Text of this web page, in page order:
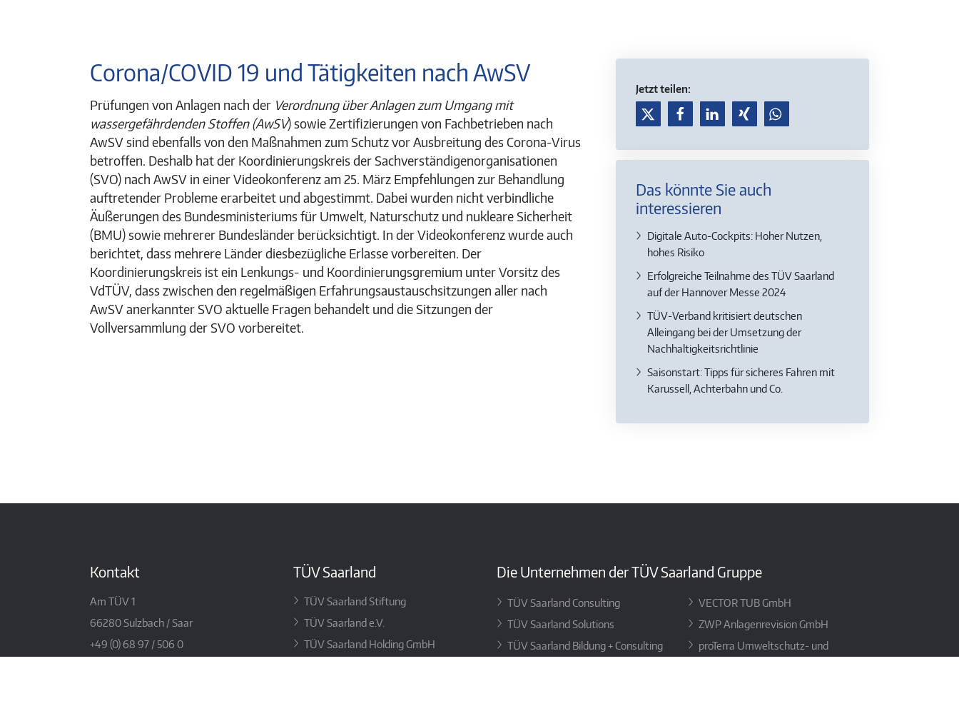
Corona/COVID 19 und Tätigkeiten nach AwSV
Prüfungen von Anlagen nach der Verordnung über Anlagen zum Umgang mit
wassergefährdenden Stoffen (AwSV) sowie Zertifizierungen von Fachbetrieben nach
AwSV sind ebenfalls von den Maßnahmen zum Schutz vor Ausbreitung des Corona-Virus
betroffen. Deshalb hat der Koordinierungskreis der Sachverständigenorganisationen
(SVO) nach AwSV in einer Videokonferenz am 25. März Empfehlungen zur Behandlung
auftretender Probleme erarbeitet und abgestimmt. Dabei wurden nicht verbindliche
Äußerungen des Bundesministeriums für Umwelt, Naturschutz und nukleare Sicherheit
(BMU) sowie mehrerer Bundesländer berücksichtigt. In der Videokonferenz wurde auch
berichtet, dass mehrere Länder diesbezügliche Erlasse vorbereiten. Der
Koordinierungskreis ist ein Lenkungs- und Koordinierungsgremium unter Vorsitz des
VdTÜV, dass zwischen den regelmäßigen Erfahrungsaustauschsitzungen aller nach
AwSV anerkannter SVO aktuelle Fragen behandelt und die Sitzungen der
Vollversammlung der SVO vorbereitet.
Jetzt teilen:
Das könnte Sie auch
interessieren
Digitale Auto-Cockpits: Hoher Nutzen,
hohes Risiko
Erfolgreiche Teilnahme des TÜV Saarland
auf der Hannover Messe 2024
TÜV-Verband kritisiert deutschen
Alleingang bei der Umsetzung der
Nachhaltigkeitsrichtlinie
Saisonstart: Tipps für sicheres Fahren mit
Karussell, Achterbahn und Co.
Kontakt
Am TÜV 1
66280 Sulzbach / Saar
+49 (0) 68 97 / 506 0
TÜV Saarland
TÜV Saarland Stiftung
TÜV Saarland e.V.
TÜV Saarland Holding GmbH
Die Unternehmen der TÜV Saarland Gruppe
TÜV Saarland Consulting
TÜV Saarland Solutions
TÜV Saarland Bildung + Consulting
VECTOR TUB GmbH
ZWP Anlagenrevision GmbH
proTerra Umweltschutz- und